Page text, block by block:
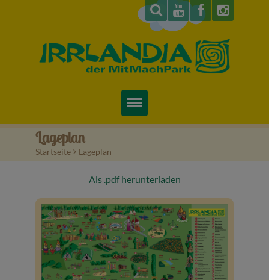
Startseite
Über uns
Preise & Infos
Tickets
Attraktionen
Videos
Lageplan
Startseite > Lageplan
Als .pdf herunterladen